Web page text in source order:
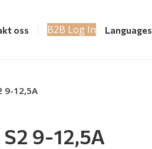
oss B2B Log In Languages
9-12,5A
S2 9-12,5A